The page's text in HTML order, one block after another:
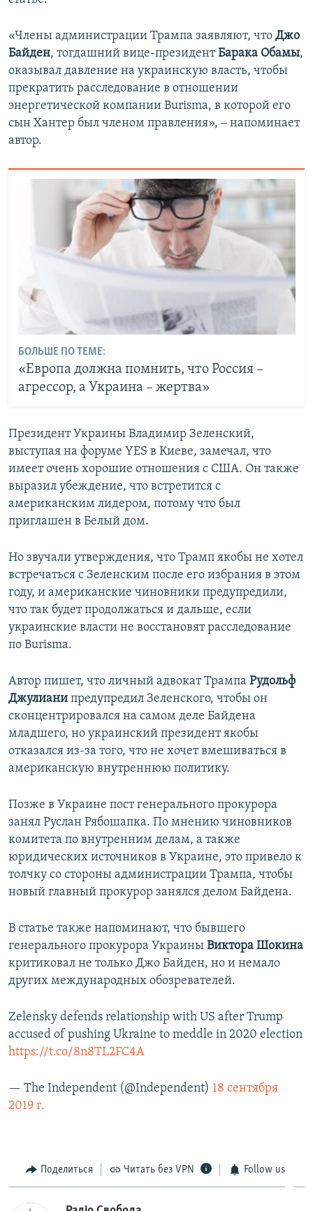
«Члены администрации Трампа заявляют, что Джо
Байден, тогдашний вице-президентБарака Обамы,
оказывал давление на украинскую власть, чтобы
прекратить расследование в отношении
энергетической компании Burisma, в которой его
сын Хантер был членом правления», ‒ напоминает
автор.
БОЛЬШЕ ПО ТЕМЕ:
«Европа должна помнить, что Россия –
агрессор, а Украина – жертва»
Президент Украины Владимир Зеленский,
выступая на форуме YES в Киеве, замечал, что
имеет очень хорошие отношения с США. Он также
выразил убеждение, что встретится с
американским лидером, потому что был
приглашен в Белый дом.
Но звучали утверждения, что Трамп якобы не хотел
встречаться с Зеленским после его избрания в этом
году, и американские чиновники предупредили,
что так будет продолжаться и дальше, если
украинские власти не восстановят расследование
по Burisma.
Автор пишет, что личный адвокат Трампа Рудольф
Джулиани предупредил Зеленского, чтобы он
сконцентрировался на самом деле Байдена
младшего, но украинский президент якобы
отказался из-за того, что не хочет вмешиваться в
американскую внутреннюю политику.
Позже в Украине пост генерального прокурора
занял Руслан Рябошапка. По мнению чиновников
комитета по внутренним делам, а также
юридических источников в Украине, это привело к
толчку со стороны администрации Трампа, чтобы
новый главный прокурор занялся делом Байдена.
В статье также напоминают, что бывшего
генерального прокурора Украины Виктора Шокина
критиковал не только Джо Байден, но и немало
других международных обозревателей.
Zelensky defends relationship with US after Trump
accused of pushing Ukraine to meddle in 2020 election
https://t.co/8n8TL2FC4A
— The Independent (@Independent) 18 сентября
2019 г.
Поделиться Читать без VPN Follow us